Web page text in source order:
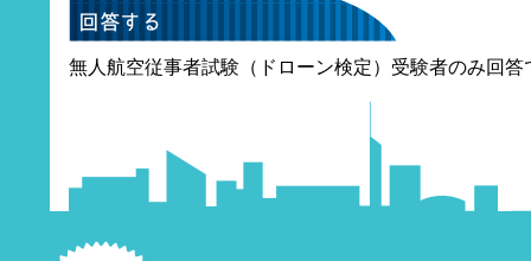
無人航空従事者試験（ドローン検定）受験者のみ回答